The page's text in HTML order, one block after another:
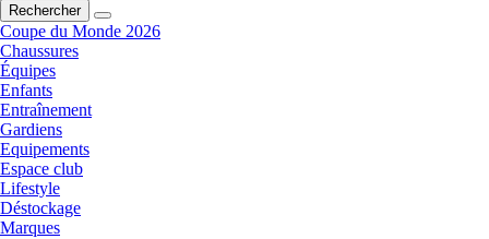
Rechercher
Coupe du Monde 2026
Chaussures
Équipes
Enfants
Entraînement
Gardiens
Equipements
Espace club
Lifestyle
Déstockage
Marques